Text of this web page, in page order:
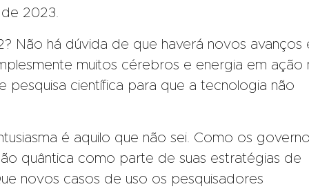
2023.
Não há dúvida de que haverá novos avanços
muitos cérebros e energia em ação
pesquisa científica para que a tecnologia não
é aquilo que não sei. Como os
quântica como parte de suas estratégias de
novos casos de uso os pesquisadores